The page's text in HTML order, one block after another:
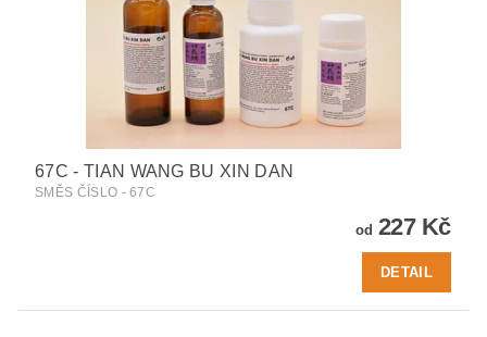
67C - TIAN WANG BU XIN DAN
SMĚS ČÍSLO - 67C
od 227 Kč
DETAIL